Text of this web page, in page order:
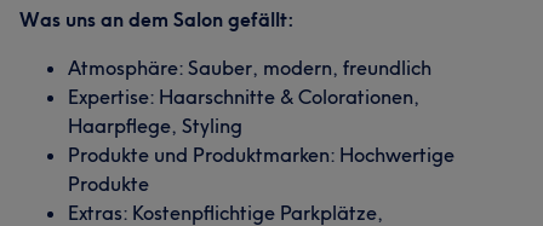
Was uns an dem Salon gefällt:
Atmosphäre: Sauber, modern, freundlich
Expertise: Haarschnitte & Colorationen,
Haarpflege, Styling
Produkte und Produktmarken: Hochwertige
Produkte
Extras: Kostenpflichtige Parkplätze,